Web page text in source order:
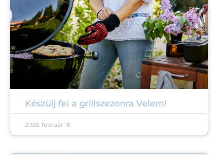
Készülj fel a grillszezonra Velem!
2026. február 18.